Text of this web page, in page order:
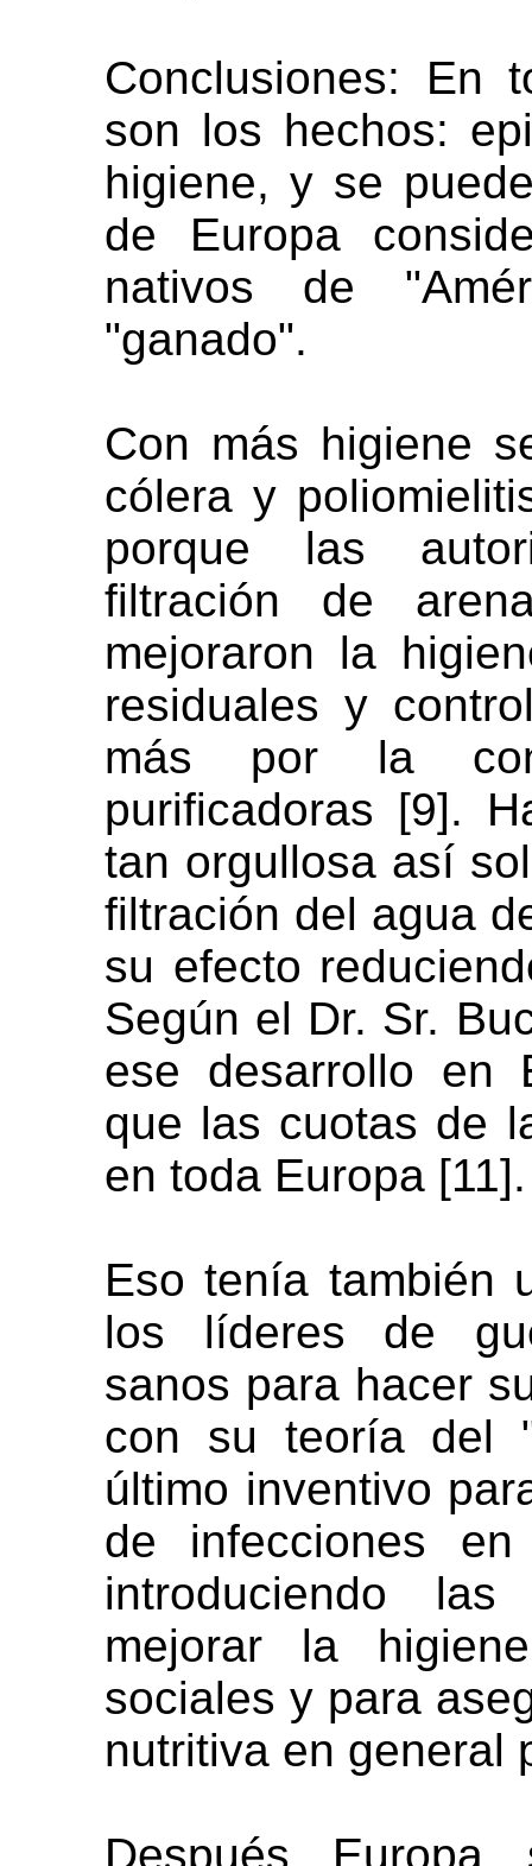
Conclusiones: En
son los hechos:
higiene, y se
de Europa
nativos de
"ganado".
Con más higiene
cólera y
porque las
filtración de
mejoraron la
residuales y
más por la
purificadoras [9].
tan orgullosa así
filtración del agua
su efecto
Según el Dr. Sr.
ese desarrollo en
que las cuotas de
en toda Europa [11].
Eso tenía también
los líderes de
sanos para hacer
con su teoría del
último inventivo
de infecciones
introduciendo
mejorar la
sociales y para
nutritiva en general
Después